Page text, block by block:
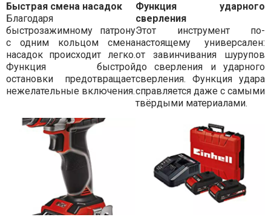
Быстрая смена насадок
Благодаря
быстрозажимному патрону
с одним кольцом смена
насадок происходит легко.
Функция быстрой
остановки предотвращает
нежелательные включения.
Функция ударного
сверления
Этот инструмент по-
настоящему универсален:
от завинчивания шурупов
до сверления и ударного
сверления. Функция удара
справляется даже с самыми
твёрдыми материалами.